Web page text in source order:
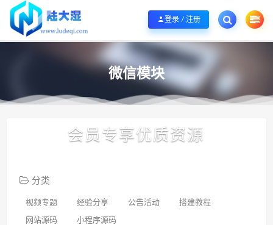
欢迎您光临陆大湿，本站秉承服务宗旨 履行“站长”责任，销售只是起点 服务永无
登录 / 注册
微信模块
会员专享优质资源
分类
视频专题 经验分享 公告活动 搭建教程
网站源码 小程序源码